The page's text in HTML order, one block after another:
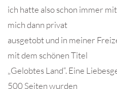
ich hatte also schon immer
mich dann privat
ausgetobt und in meiner
mit dem schönen Titel
„Gelobtes Land“. Eine
500 Seiten wurden